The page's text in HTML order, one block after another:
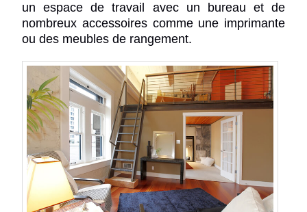
un espace de travail avec un bureau et de
nombreux accessoires comme une imprimante
ou des meubles de rangement.